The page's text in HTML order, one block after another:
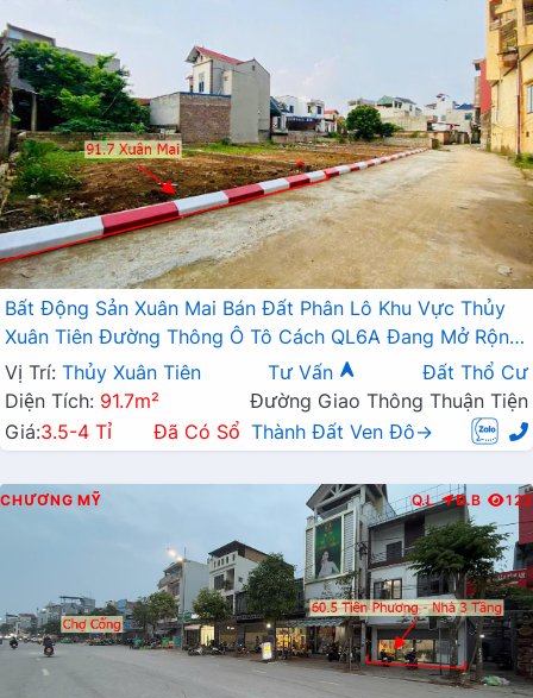
Bất Động Sản Xuân Mai Bán Đất Phân Lô Khu Vực Thủy
Xuân Tiên Đường Thông Ô Tô Cách QL6A Đang Mở Rộng
Chỉ Vài Bước Chân
Vị Trí: Thủy Xuân Tiên Tư Vấn
Đất Thổ Cư
Diện Tích: 91.7m²
Đường Giao Thông Thuận Tiện
Giá:3.5-4 Tỉ Đã Có Sổ Thành Đất Ven Đô→
CHƯƠNG MỸ Q.L Đ.B 123